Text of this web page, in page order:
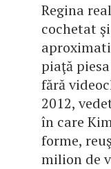
Regina
cochetat
piaţă
fără
2012,
în care
forme,
milion de